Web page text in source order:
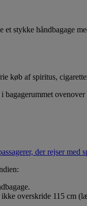
et stykke håndbagage
køb af spiritus,
bagagerummet
der rejser med
ikke overskride 115 cm